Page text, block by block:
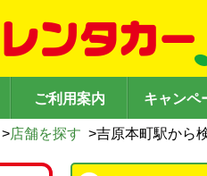
ご利用案内 キャンペ
>店舗を探す >吉原本町駅から